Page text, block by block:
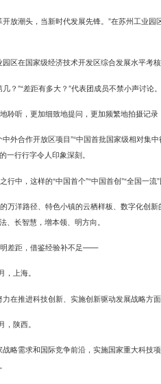
开放潮头，当新时代发展先锋。”在苏州工业
园区在国家级经济技术开发区综合发展水平考
几？”“差距有多大？”代表团成员不禁小声讨论。
聆听，更加细致地提问，更加频繁地拍摄记录
中外合作开放区项目”“中国首批国家级相对
一行行字令人印象深刻。
行中，这样的“中国首个”“中国首创”“全国一
万洋路径、特色小镇的云栖样板、数字化创
、长智慧，增本领、明方向。
差距，借鉴经验补不足——
，上海。
力在推进科技创新、实施创新驱动发展战略方
，陕西。
战略需求和国际竞争前沿，实施国家重大科技